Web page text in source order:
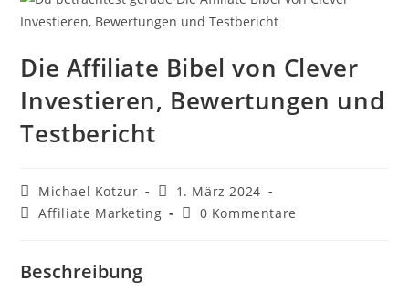
Die Affiliate Bibel von Clever
Investieren, Bewertungen und
Testbericht
Beitrags-
Autor:
Michael Kotzur
Beitrag
veröffentlicht:
1. März 2024
Beitrags-
Affiliate Marketing
Beitrags-
0 Kommentare
Beschreibung